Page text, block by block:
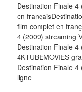
Destination Finale
en
film complet en
4 (2009) streaming
Destination Finale
4KTUBEMOVIES
Destination Finale
ligne